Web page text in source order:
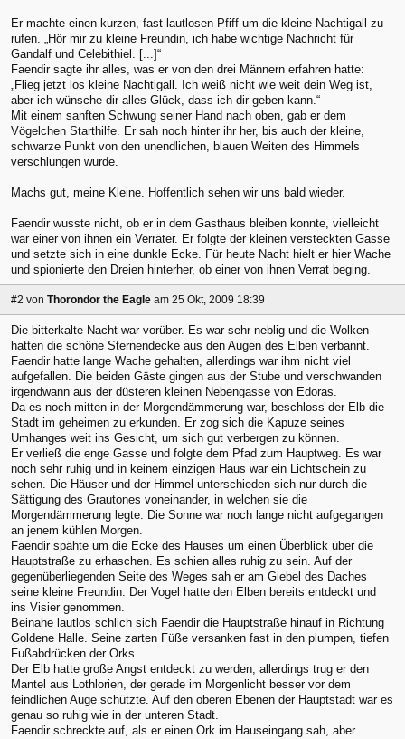
Er machte einen kurzen, fast lautlosen Pfiff um die kleine Nachtigall zu
rufen. „Hör mir zu kleine Freundin, ich habe wichtige Nachricht für
Gandalf und Celebithiel. [...]“
Faendir sagte ihr alles, was er von den drei Männern erfahren hatte:
„Flieg jetzt los kleine Nachtigall. Ich weiß nicht wie weit dein Weg ist,
aber ich wünsche dir alles Glück, dass ich dir geben kann.“
Mit einem sanften Schwung seiner Hand nach oben, gab er dem
Vögelchen Starthilfe. Er sah noch hinter ihr her, bis auch der kleine,
schwarze Punkt von den unendlichen, blauen Weiten des Himmels
verschlungen wurde.
Machs gut, meine Kleine. Hoffentlich sehen wir uns bald wieder.
Faendir wusste nicht, ob er in dem Gasthaus bleiben konnte, vielleicht
war einer von ihnen ein Verräter. Er folgte der kleinen versteckten Gasse
und setzte sich in eine dunkle Ecke. Für heute Nacht hielt er hier Wache
und spionierte den Dreien hinterher, ob einer von ihnen Verrat beging.
#2 von Thorondor the Eagle am 25 Okt, 2009 18:39
Die bitterkalte Nacht war vorüber. Es war sehr neblig und die Wolken
hatten die schöne Sternendecke aus den Augen des Elben verbannt.
Faendir hatte lange Wache gehalten, allerdings war ihm nicht viel
aufgefallen. Die beiden Gäste gingen aus der Stube und verschwanden
irgendwann aus der düsteren kleinen Nebengasse von Edoras.
Da es noch mitten in der Morgendämmerung war, beschloss der Elb die
Stadt im geheimen zu erkunden. Er zog sich die Kapuze seines
Umhanges weit ins Gesicht, um sich gut verbergen zu können.
Er verließ die enge Gasse und folgte dem Pfad zum Hauptweg. Es war
noch sehr ruhig und in keinem einzigen Haus war ein Lichtschein zu
sehen. Die Häuser und der Himmel unterschieden sich nur durch die
Sättigung des Grautones voneinander, in welchen sie die
Morgendämmerung legte. Die Sonne war noch lange nicht aufgegangen
an jenem kühlen Morgen.
Faendir spähte um die Ecke des Hauses um einen Überblick über die
Hauptstraße zu erhaschen. Es schien alles ruhig zu sein. Auf der
gegenüberliegenden Seite des Weges sah er am Giebel des Daches
seine kleine Freundin. Der Vogel hatte den Elben bereits entdeckt und
ins Visier genommen.
Beinahe lautlos schlich sich Faendir die Hauptstraße hinauf in Richtung
Goldene Halle. Seine zarten Füße versanken fast in den plumpen, tiefen
Fußabdrücken der Orks.
Der Elb hatte große Angst entdeckt zu werden, allerdings trug er den
Mantel aus Lothlorien, der gerade im Morgenlicht besser vor dem
feindlichen Auge schützte. Auf den oberen Ebenen der Hauptstadt war es
genau so ruhig wie in der unteren Stadt.
Faendir schreckte auf, als er einen Ork im Hauseingang sah, aber